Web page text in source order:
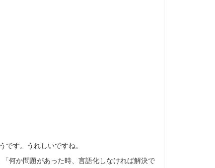
す。うれしいですね。
何か問題があった時、言語化しなければ解決で